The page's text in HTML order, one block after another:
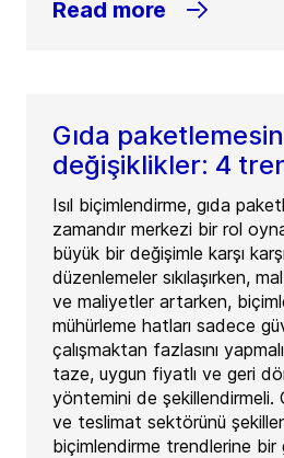
Read more
Gıda
değişiklikler: 4
Isıl biçimlendirme, gıda
zamandır merkezi bir rol
büyük bir değişimle karşı
düzenlemeler sıkılaşırken,
ve maliyetler artarken,
mühürleme hatları sadece
çalışmaktan fazlasını
taze, uygun fiyatlı ve geri
yöntemini de şekillendirmeli.
ve teslimat sektörünü
biçimlendirme trendlerine bir